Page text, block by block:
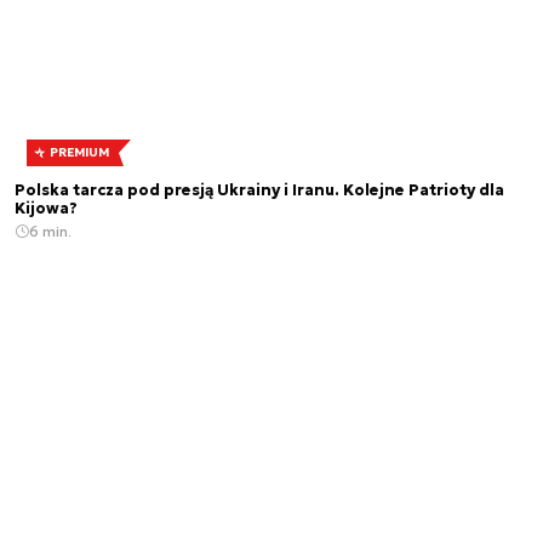
PREMIUM
Polska tarcza pod presją Ukrainy i Iranu. Kolejne Patrioty dla
Kijowa?
6 min.